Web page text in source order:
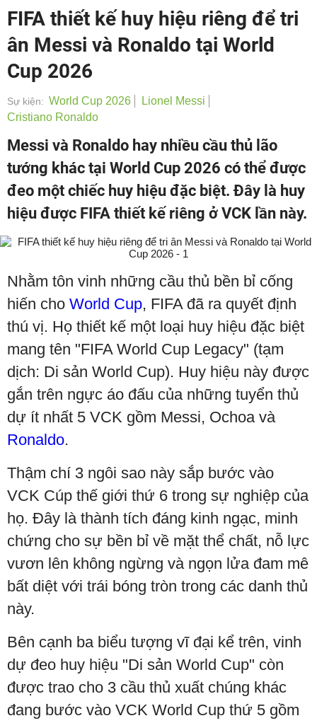
FIFA thiết kế huy hiệu riêng để tri
ân Messi và Ronaldo tại World
Cup 2026
Sự kiện: World Cup 2026
Lionel Messi
Cristiano Ronaldo
Messi và Ronaldo hay nhiều cầu thủ lão
tướng khác tại World Cup 2026 có thể được
đeo một chiếc huy hiệu đặc biệt. Đây là huy
hiệu được FIFA thiết kế riêng ở VCK lần này.
Nhằm tôn vinh những cầu thủ bền bỉ cống
hiến cho World Cup, FIFA đã ra quyết định
thú vị. Họ thiết kế một loại huy hiệu đặc biệt
mang tên "FIFA World Cup Legacy" (tạm
dịch: Di sản World Cup). Huy hiệu này được
gắn trên ngực áo đấu của những tuyển thủ
dự ít nhất 5 VCK gồm Messi, Ochoa và
Ronaldo.
Thậm chí 3 ngôi sao này sắp bước vào
VCK Cúp thế giới thứ 6 trong sự nghiệp của
họ. Đây là thành tích đáng kinh ngạc, minh
chứng cho sự bền bỉ về mặt thể chất, nỗ lực
vươn lên không ngừng và ngọn lửa đam mê
bất diệt với trái bóng tròn trong các danh thủ
này.
Bên cạnh ba biểu tượng vĩ đại kể trên, vinh
dự đeo huy hiệu "Di sản World Cup" còn
được trao cho 3 cầu thủ xuất chúng khác
đang bước vào VCK World Cup thứ 5 gồm